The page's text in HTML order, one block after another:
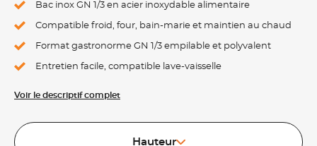
Bac inox GN 1/3 en acier inoxydable alimentaire
Compatible froid, four, bain-marie et maintien au chaud
Format gastronorme GN 1/3 empilable et polyvalent
Entretien facile, compatible lave-vaisselle
Voir le descriptif complet
Hauteur